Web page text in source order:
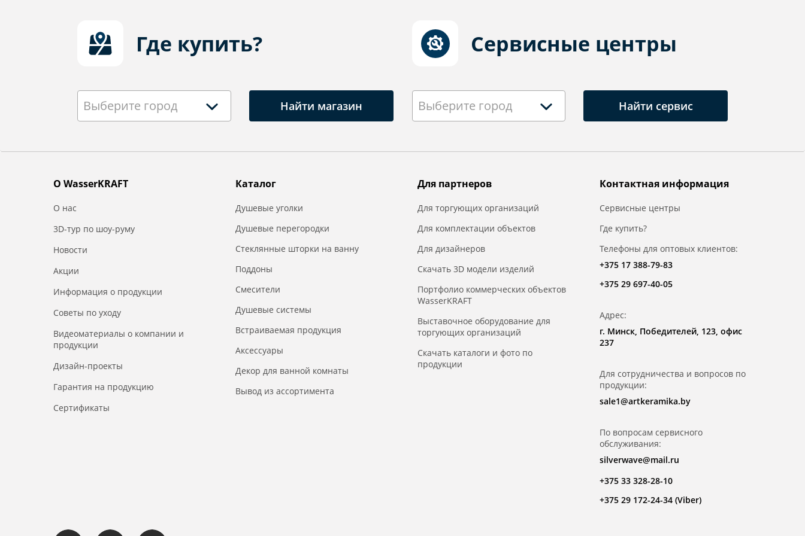
Где купить?
Выберите город Найти магазин
Сервисные центры
Выберите город Найти сервис
О WasserKRAFT
О нас
3D-тур по шоу-руму
Новости
Акции
Информация о продукции
Советы по уходу
Видеоматериалы о компании и
продукции
Дизайн-проекты
Гарантия на продукцию
Сертификаты
Каталог
Душевые уголки
Душевые перегородки
Стеклянные шторки на ванну
Поддоны
Смесители
Душевые системы
Встраиваемая продукция
Аксессуары
Декор для ванной комнаты
Вывод из ассортимента
Для партнеров
Для торгующих организаций
Для комплектации объектов
Для дизайнеров
Скачать 3D модели изделий
Портфолио коммерческих объектов
WasserKRAFT
Выставочное оборудование для
торгующих организаций
Скачать каталоги и фото по
продукции
Контактная информация
Сервисные центры
Где купить?
Телефоны для оптовых клиентов:
+375 17 388-79-83
+375 29 697-40-05
Адрес:
г. Минск, Победителей, 123, офис
237
Для сотрудничества и вопросов по
продукции:
sale1@artkeramika.by
По вопросам сервисного
обслуживания:
silverwave@mail.ru
+375 33 328-28-10
+375 29 172-24-34 (Viber)